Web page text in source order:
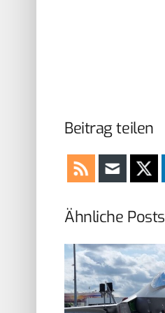
Beitrag teilen
Ähnliche Posts